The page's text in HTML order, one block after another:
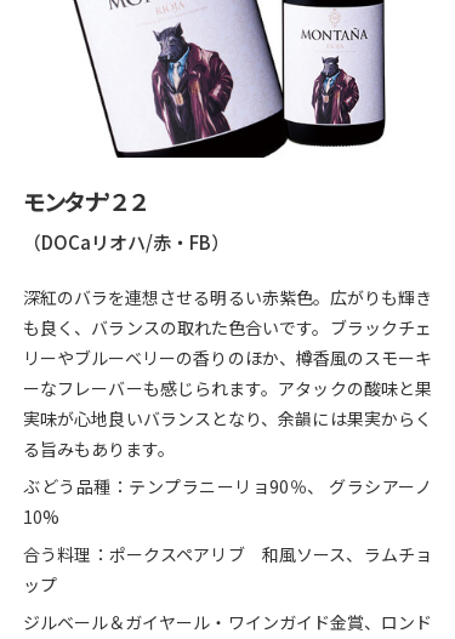
モンタナ’２２
（DOCaリオハ/赤・FB）
深紅のバラを連想させる明るい赤紫色。広がりも輝き
も良く、バランスの取れた色合いです。ブラックチェ
リーやブルーベリーの香りのほか、樽香風のスモーキ
ーなフレーバーも感じられます。アタックの酸味と果
実味が心地良いバランスとなり、余韻には果実からく
る旨みもあります。
ぶどう品種：テンプラニーリョ90％、 グラシアーノ
10%
合う料理：ポークスペアリブ 和風ソース、ラムチョ
ップ
ジルベール＆ガイヤール・ワインガイド金賞、ロンド